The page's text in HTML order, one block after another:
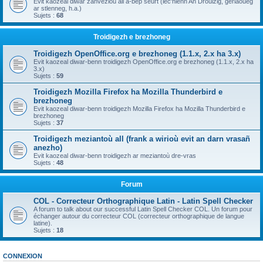
ar stlenneg, h.a.)
Sujets : 68
Troidigezh e brezhoneg
Troidigezh OpenOffice.org e brezhoneg (1.1.x, 2.x ha 3.x)
Evit kaozeal diwar-benn troidigezh OpenOffice.org e brezhoneg (1.1.x, 2.x ha
3.x)
Sujets : 59
Troidigezh Mozilla Firefox ha Mozilla Thunderbird e
brezhoneg
Evit kaozeal diwar-benn troidigezh Mozilla Firefox ha Mozilla Thunderbird e
brezhoneg
Sujets : 37
Troidigezh meziantoù all (frank a wirioù evit an darn vrasañ
anezho)
Evit kaozeal diwar-benn troidigezh ar meziantoù dre-vras
Sujets : 48
Forum
COL - Correcteur Orthographique Latin - Latin Spell Checker
A forum to talk about our successful Latin Spell Checker COL. Un forum pour
échanger autour du correcteur COL (correcteur orthographique de langue
latine).
Sujets : 18
CONNEXION